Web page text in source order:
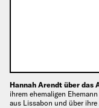
Hannah Arendt über das
ihrem ehemaligen
aus Lissabon und über